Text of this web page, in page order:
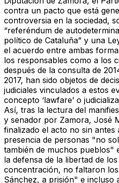
contra un pacto que está
controversia en la sociedad,
“referéndum de
político de Cataluña” y una
el acuerdo entre ambas
los responsables como a los
después de la consulta de
2017, han sido objetos de
judiciales vinculados a estos
concepto ‘lawfare’ o
Así, tras la lectura del
y senador por Zamora, José
finalizado el acto no sin antes
presencia de personas "no
también de muchos
la defensa de la libertad de
concentración, no faltaron
Sánchez, a prisión" e incluso